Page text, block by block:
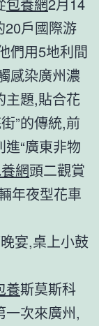
20戶國際游
們用5地利間
感染廣州濃
主題,貼合花
”的傳統,前
“廣東非物
網頭二觀賞
年夜型花車
宴,桌上小鼓
養斯莫斯科
一次來廣州,